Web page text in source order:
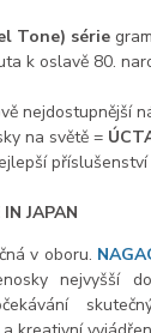
Tone) série
k oslavě 80.
nejdostupnější
na světě =
JAPAN
v oboru.
nejvyšší